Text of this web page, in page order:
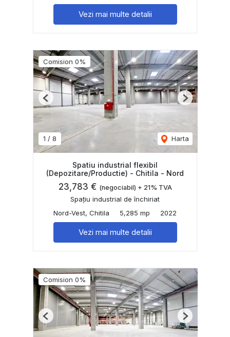
Vezi mai multe detalii
Comision 0%
1 / 8 Harta
Previous Next
Spatiu industrial flexibil
(Depozitare/Productie) - Chitila - Nord
23,783 € (negociabil) + 21% TVA
Spațiu industrial de închiriat
Nord-Vest, Chitila
5,285 mp 2022
Vezi mai multe detalii
Comision 0%
Previous Next